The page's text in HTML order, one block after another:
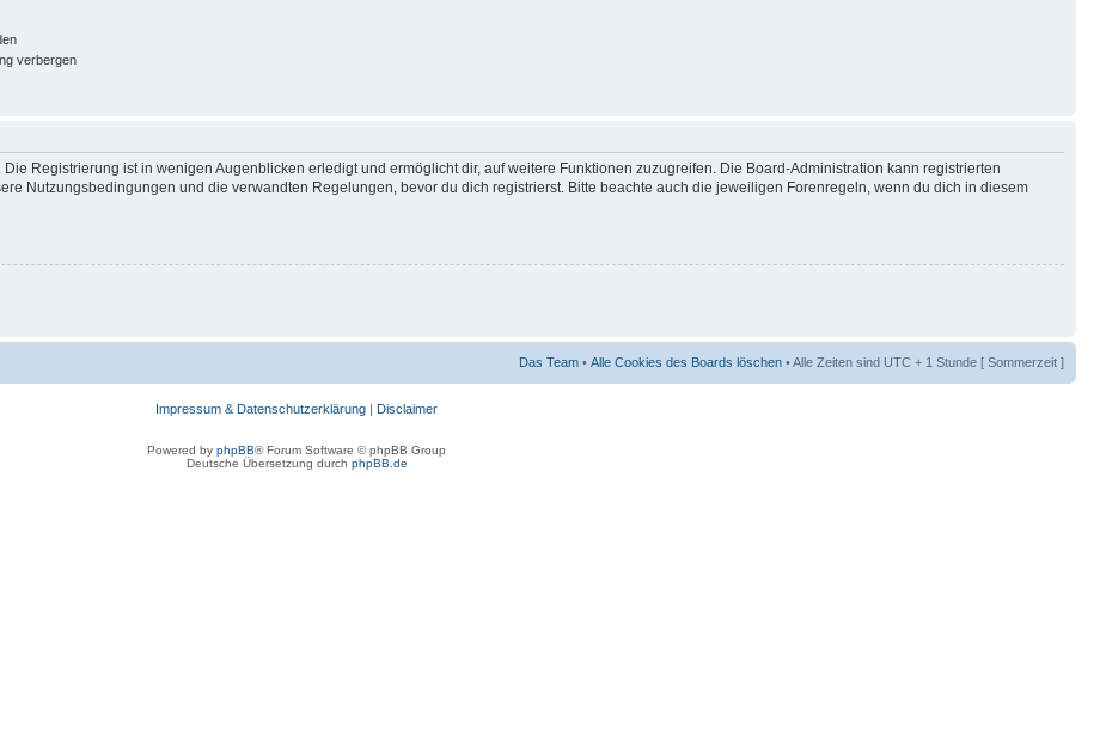
verbergen
Registrierung ist in wenigen Augenblicken erledigt und ermöglicht dir, auf weitere Funktionen zuzugreifen. Die Board-Administration kann registrierten
Nutzungsbedingungen und die verwandten Regelungen, bevor du dich registrierst. Bitte beachte auch die jeweiligen Forenregeln, wenn du dich in diesem
Das Team • Alle Cookies des Boards löschen • Alle Zeiten sind UTC + 1 Stunde [ Sommerzeit ]
Impressum & Datenschutzerklärung | Disclaimer
Powered by phpBB® Forum Software © phpBB Group
Deutsche Übersetzung durch phpBB.de